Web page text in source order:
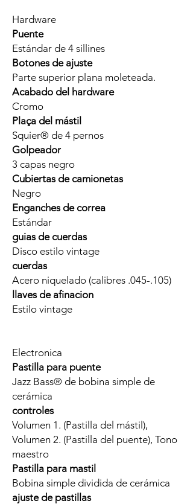
Hardware
Puente
Estándar de 4 sillines
Botones de ajuste
Parte superior plana moleteada.
Acabado del hardware
Cromo
Plaça del mástil
Squier® de 4 pernos
Golpeador
3 capas negro
Cubiertas de camionetas
Negro
Enganches de correa
Estándar
guias de cuerdas
Disco estilo vintage
cuerdas
Acero niquelado (calibres .045-.105)
llaves de afinacion
Estilo vintage
Electronica
Pastilla para puente
Jazz Bass® de bobina simple de
cerámica
controles
Volumen 1. (Pastilla del mástil),
Volumen 2. (Pastilla del puente), Tono
maestro
Pastilla para mastil
Bobina simple dividida de cerámica
ajuste de pastillas